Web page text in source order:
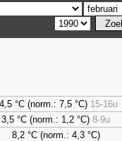
°C (norm.: 7,5 °C) 15-16u
3,5 °C (norm.: 1,2 °C) 8-9u
8,2°C (norm.: 4,3 °C)